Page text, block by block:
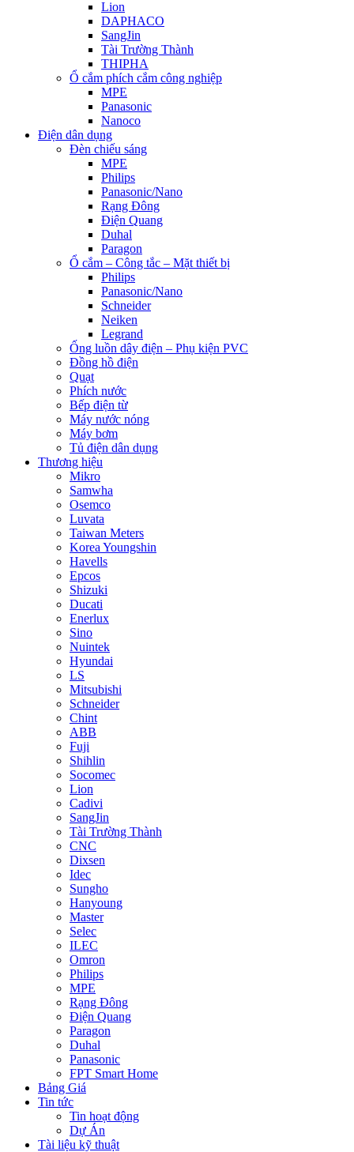
Lion
DAPHACO
SangJin
Tài Trường Thành
THIPHA
Ổ cắm phích cắm công nghiệp
MPE
Panasonic
Nanoco
Điện dân dụng
Đèn chiếu sáng
MPE
Philips
Panasonic/Nano
Rạng Đông
Điện Quang
Duhal
Paragon
Ổ cắm – Công tắc – Mặt thiết bị
Philips
Panasonic/Nano
Schneider
Neiken
Legrand
Ống luồn dây điện – Phụ kiện PVC
Đồng hồ điện
Quạt
Phích nước
Bếp điện từ
Máy nước nóng
Máy bơm
Tủ điện dân dụng
Thương hiệu
Mikro
Samwha
Osemco
Luvata
Taiwan Meters
Korea Youngshin
Havells
Epcos
Shizuki
Ducati
Enerlux
Sino
Nuintek
Hyundai
LS
Mitsubishi
Schneider
Chint
ABB
Fuji
Shihlin
Socomec
Lion
Cadivi
SangJin
Tài Trường Thành
CNC
Dixsen
Idec
Sungho
Hanyoung
Master
Selec
ILEC
Omron
Philips
MPE
Rạng Đông
Điện Quang
Paragon
Duhal
Panasonic
FPT Smart Home
Bảng Giá
Tin tức
Tin hoạt động
Dự Án
Tài liệu kỹ thuật